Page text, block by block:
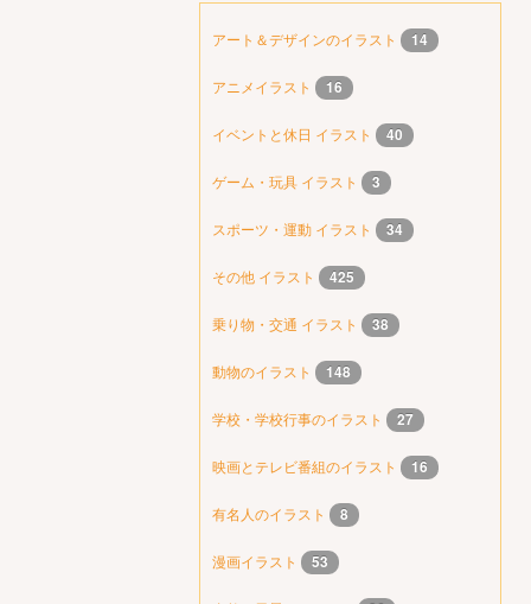
アート＆デザインのイラスト 14
アニメイラスト 16
イベントと休日 イラスト 40
ゲーム・玩具 イラスト 3
スポーツ・運動 イラスト 34
その他 イラスト 425
乗り物・交通 イラスト 38
動物のイラスト 148
学校・学校行事のイラスト 27
映画とテレビ番組のイラスト 16
有名人のイラスト 8
漫画イラスト 53